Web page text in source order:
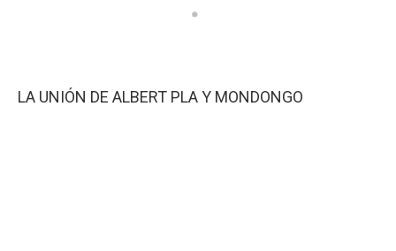
LA UNIÓN DE ALBERT PLA Y MONDONGO